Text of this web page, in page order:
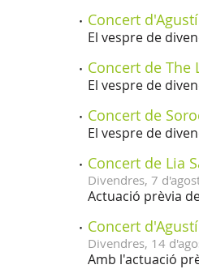
Concert
El vespre de
Concert de The
El vespre de
Concert de
El vespre de
Concert de Lia
Divendres, 7 d'
Actuació prèvia
Concert
Divendres, 14 d'
Amb l'actuació